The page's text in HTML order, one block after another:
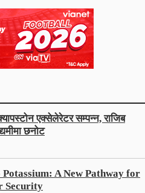
एक्सेलेरेटर सम्पन्न, राजिब
छनोट
A New Pathway for
Security